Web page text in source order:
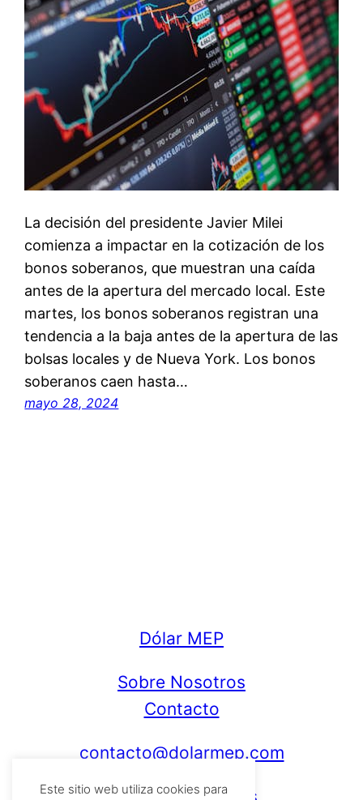
La decisión del presidente Javier Milei
comienza a impactar en la cotización de los
bonos soberanos, que muestran una caída
antes de la apertura del mercado local. Este
martes, los bonos soberanos registran una
tendencia a la baja antes de la apertura de las
bolsas locales y de Nueva York. Los bonos
soberanos caen hasta…
mayo 28, 2024
Dólar MEP
Sobre Nosotros
Contacto
contacto@dolarmep.com
Este sitio web utiliza cookies para